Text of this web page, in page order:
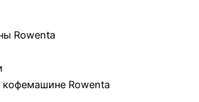
Rowenta
кофемашине Rowenta